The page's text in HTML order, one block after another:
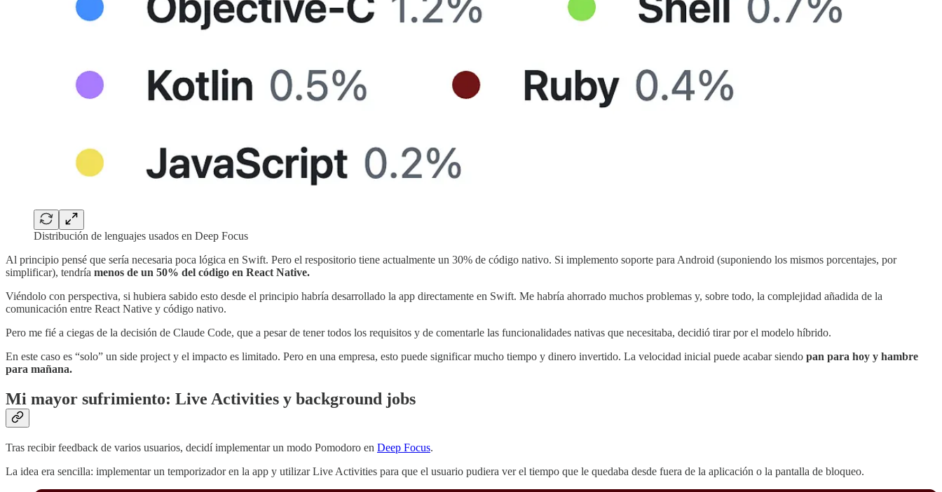
Distribución de lenguajes usados en Deep Focus
Al principio pensé que sería necesaria poca lógica en Swift. Pero el respositorio tiene actualmente un 30% de código nativo. Si implemento soporte para Android (suponiendo los mismos porcentajes, por
simplificar), tendría menos de un 50% del código en React Native.
Viéndolo con perspectiva, si hubiera sabido esto desde el principio habría desarrollado la app directamente en Swift. Me habría ahorrado muchos problemas y, sobre todo, la complejidad añadida de la
comunicación entre React Native y código nativo.
Pero me fié a ciegas de la decisión de Claude Code, que a pesar de tener todos los requisitos y de comentarle las funcionalidades nativas que necesitaba, decidió tirar por el modelo híbrido.
En este caso es “solo” un side project y el impacto es limitado. Pero en una empresa, esto puede significar mucho tiempo y dinero invertido. La velocidad inicial puede acabar siendo pan para hoy y hambre
para mañana.
Mi mayor sufrimiento: Live Activities y background jobs
Tras recibir feedback de varios usuarios, decidí implementar un modo Pomodoro en Deep Focus.
La idea era sencilla: implementar un temporizador en la app y utilizar Live Activities para que el usuario pudiera ver el tiempo que le quedaba desde fuera de la aplicación o la pantalla de bloqueo.